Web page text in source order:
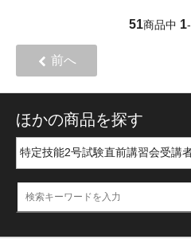
51商品中 1-
前へ
ほかの商品を探す